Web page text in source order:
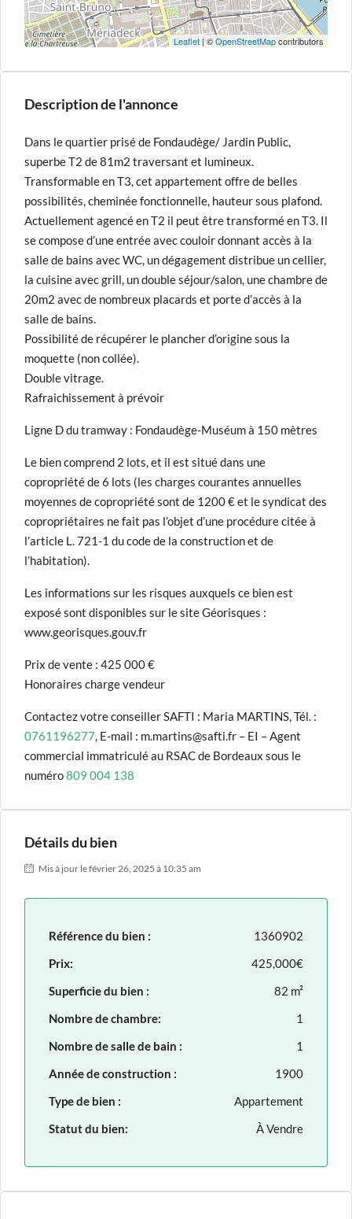
Leaflet| ©OpenStreetMapcontributors
Description de l'annonce
Dans le quartier prisé de Fondaudège/ Jardin Public,
superbe T2 de 81m2 traversant et lumineux.
Transformable en T3, cet appartement offre de belles
possibilités, cheminée fonctionnelle, hauteur sous plafond.
Actuellement agencé en T2 il peut être transformé en T3. Il
se compose d’une entrée avec couloir donnant accès à la
salle de bains avec WC, un dégagement distribue un cellier,
la cuisine avec grill, un double séjour/salon, une chambre de
20m2 avec de nombreux placards et porte d’accès à la
salle de bains.
Possibilité de récupérer le plancher d’origine sous la
moquette (non collée).
Double vitrage.
Rafraichissement à prévoir
Ligne D du tramway : Fondaudège-Muséum à 150 mètres
Le bien comprend 2 lots, et il est situé dans une
copropriété de 6 lots (les charges courantes annuelles
moyennes de copropriété sont de 1200 € et le syndicat des
copropriétaires ne fait pas l’objet d’une procédure citée à
l’article L. 721-1 du code de la construction et de
l’habitation).
Les informations sur les risques auxquels ce bien est
exposé sont disponibles sur le site Géorisques :
www.georisques.gouv.fr
Prix de vente : 425 000 €
Honoraires charge vendeur
Contactez votre conseiller SAFTI : Maria MARTINS, Tél. :
0761196277, E-mail : m.martins@safti.fr – EI – Agent
commercial immatriculé au RSAC de Bordeaux sous le
numéro809 004 138
Détails du bien
Mis à jour le février 26, 2025 à 10:35 am
Référence du bien :
1360902
Prix:
425,000€
Superficie du bien :
82 m²
Nombre de chambre:
1
Nombre de salle de bain :
1
Année de construction :
1900
Type de bien :
Appartement
Statut du bien:
À Vendre